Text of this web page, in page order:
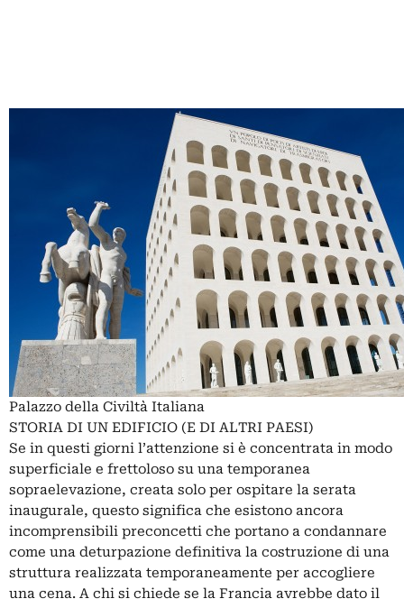
Palazzo della Civiltà Italiana
STORIA DI UN EDIFICIO (E DI ALTRI PAESI)
Se in questi giorni l’attenzione si è concentrata in modo
superficiale e frettoloso su una temporanea
sopraelevazione, creata solo per ospitare la serata
inaugurale, questo significa che esistono ancora
incomprensibili preconcetti che portano a condannare
come una deturpazione definitiva la costruzione di una
struttura realizzata temporaneamente per accogliere
una cena. A chi si chiede se la Francia avrebbe dato il